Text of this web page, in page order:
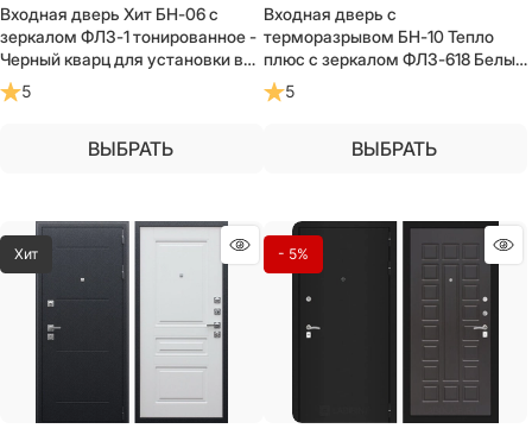
Входная дверь Хит БН-06 с
зеркалом ФЛЗ-1 тонированное -
Черный кварц для установки в
квартиру
5
ВЫБРАТЬ
Входная дверь с
терморазрывом БН-10 Тепло
плюс с зеркалом ФЛЗ-618 Белый
софт для загородного частного
дома, дачи
5
ВЫБРАТЬ
Хит - 5%